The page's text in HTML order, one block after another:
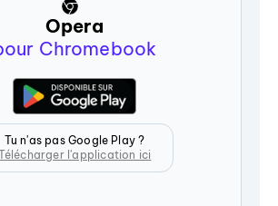
Opera
Chromebook
Tu n'as pas Google Play ?
l'application ici